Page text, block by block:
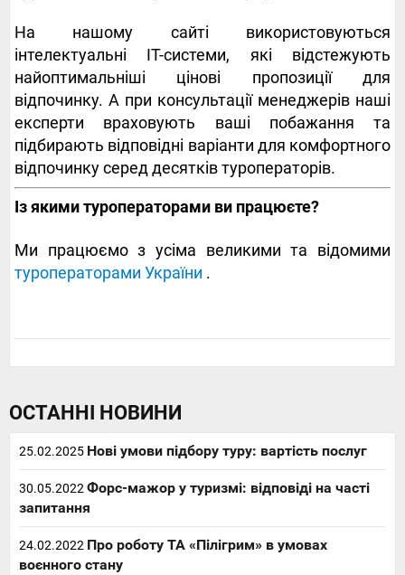
ОСТАННІ НОВИНИ
25.02.2025 Нові умови підбору туру: вартість послуг
30.05.2022Форс-мажор у туризмі: відповіді на часті
запитання
24.02.2022 Про роботу ТА «Пілігрим» в умовах
воєнного стану
На нашому сайті використовуються
інтелектуальні IT-системи, які відстежують
найоптимальніші цінові пропозиції для
відпочинку. А при консультації менеджерів наші
експерти враховують ваші побажання та
підбирають відповідні варіанти для комфортного
відпочинку серед десятків туроператорів.
Із якими туроператорами ви працюєте?
Ми працюємо з усіма великими та відомими
туроператорами України .